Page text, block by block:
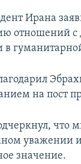
Ирана
отношений
в
на пост
что
значение.